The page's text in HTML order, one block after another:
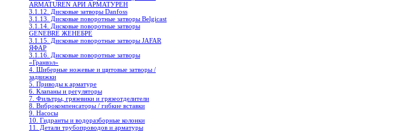
ARMATUREN АРИ АРМАТУРЕН
3.1.12. Дисковые затворы Danfoss
3.1.13. Дисковые поворотные затворы Belgicast
3.1.14. Дисковые поворотныe затворы
GENEBRE ЖЕНЕБРЕ
3.1.15. Дисковые поворотные затворы JAFAR
ЯФАР
3.1.16. Дисковые поворотные затворы
«Гранвэл»
4. Шиберные ножевые и щитовые затворы /
задвижки
5. Приводы к арматуре
6. Клапаны и регуляторы
7. Фильтры, грязевики и грязеотделители
8. Виброкомпенсаторы / гибкие вставки
9. Насосы
10. Гидранты и водоразборные колонки
11. Детали трубопроводов и арматуры